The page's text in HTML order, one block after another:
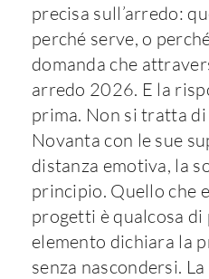
precisa sull’arredo:
perché serve, o
domanda che
arredo 2026. E la
prima. Non si tratta
Novanta con le sue
distanza emotiva, la
principio. Quello che
progetti è qualcosa
elemento dichiara la
senza nascondersi.